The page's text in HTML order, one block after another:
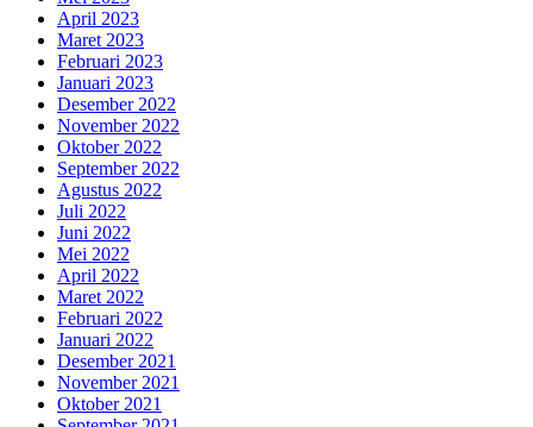
April 2023
Maret 2023
Februari 2023
Januari 2023
Desember 2022
November 2022
Oktober 2022
September 2022
Agustus 2022
Juli 2022
Juni 2022
Mei 2022
April 2022
Maret 2022
Februari 2022
Januari 2022
Desember 2021
November 2021
Oktober 2021